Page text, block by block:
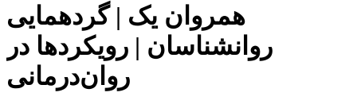
همروان یک | گردهمایی
روانشناسان | رویکردها در
روان‌درمانی